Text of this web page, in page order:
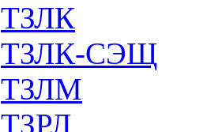
ТЗЛК
ТЗЛК-СЭЩ
ТЗЛМ
ТЗРЛ